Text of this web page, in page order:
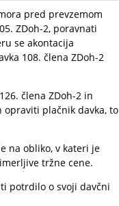
pred prevzemom
ZDoh-2, poravnati
se akontacija
108. člena ZDoh-2
člena ZDoh-2 in
opraviti plačnik davka, to
na obliko, v kateri je
tržne cene.
potrdilo o svoji davčni